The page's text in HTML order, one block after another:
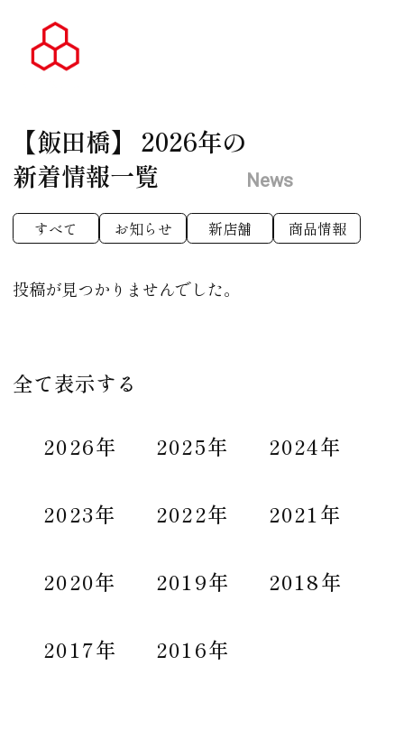
【飯田橋】 2026年の
新着情報一覧
News
すべて お知らせ 新店舗 商品情報
投稿が見つかりませんでした。
全て表示する
2026年 2025年 2024年
2023年 2022年 2021年
2020年 2019年 2018年
2017年 2016年